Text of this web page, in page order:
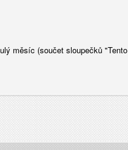
měsíc (součet sloupečků "Tento